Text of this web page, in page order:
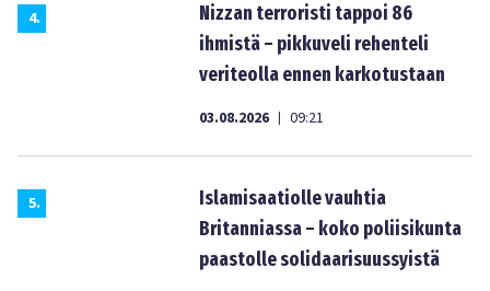
4.
Nizzan terroristi tappoi 86
ihmistä – pikkuveli rehenteli
veriteolla ennen karkotustaan
03.08.2026 | 09:21
5.
Islamisaatiolle vauhtia
Britanniassa – koko poliisikunta
paastolle solidaarisuussyistä